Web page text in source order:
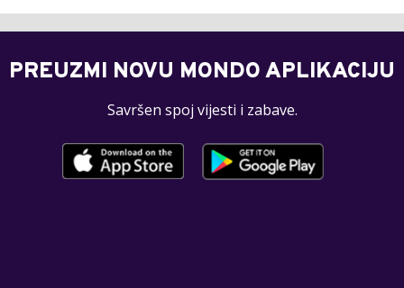
PREUZMI NOVU MONDO APLIKACIJU
Savršen spoj vijesti i zabave.